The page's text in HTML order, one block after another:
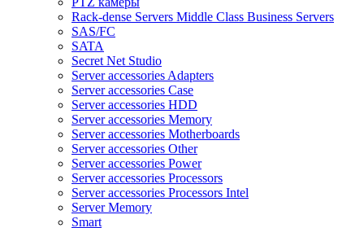
Rack-dense Servers Middle Class Business Servers
SAS/FC
SATA
Secret Net Studio
Server accessories Adapters
Server accessories Case
Server accessories HDD
Server accessories Memory
Server accessories Motherboards
Server accessories Other
Server accessories Power
Server accessories Processors
Server accessories Processors Intel
Server Memory
Smart